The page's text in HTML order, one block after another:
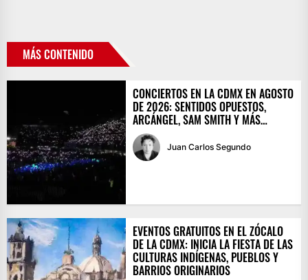
MÁS CONTENIDO
CONCIERTOS EN LA CDMX EN AGOSTO
DE 2026: SENTIDOS OPUESTOS,
ARCÁNGEL, SAM SMITH Y MÁS…
Juan Carlos Segundo
EVENTOS GRATUITOS EN EL ZÓCALO
DE LA CDMX: INICIA LA FIESTA DE LAS
CULTURAS INDÍGENAS, PUEBLOS Y
BARRIOS ORIGINARIOS